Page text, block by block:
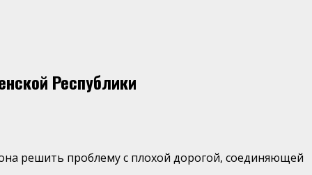
Республики
решить проблему с плохой дорогой, соединяющей